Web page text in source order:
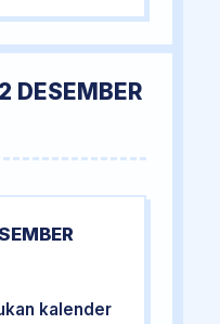
DESEMBER
kalender